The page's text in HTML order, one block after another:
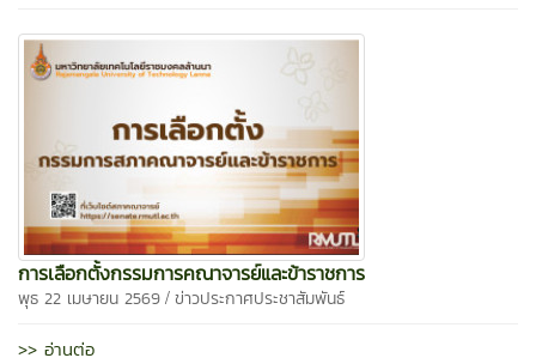
การเลือกตั้งกรรมการคณาจารย์และข้าราชการ
พุธ 22 เมษายน 2569 / ข่าวประกาศประชาสัมพันธ์
>> อ่านต่อ